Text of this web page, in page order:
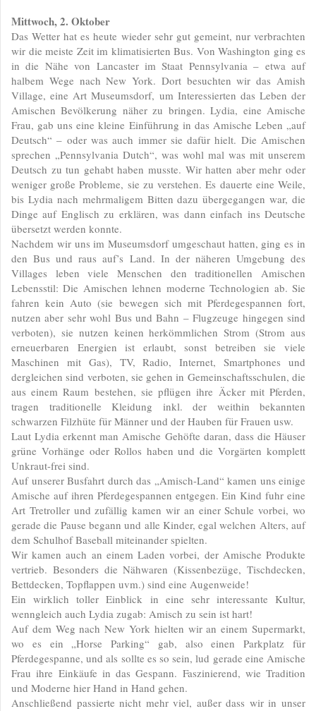
Mittwoch, 2. Oktober
Das Wetter hat es heute wieder sehr gut gemeint, nur verbrachten
wir die meiste Zeit im klimatisierten Bus. Von Washington ging es
in die Nähe von Lancaster im Staat Pennsylvania – etwa auf
halbem Wege nach New York. Dort besuchten wir das Amish
Village, eine Art Museumsdorf, um Interessierten das Leben der
Amischen Bevölkerung näher zu bringen. Lydia, eine Amische
Frau, gab uns eine kleine Einführung in das Amische Leben „auf
Deutsch“ – oder was auch immer sie dafür hielt. Die Amischen
sprechen „Pennsylvania Dutch“, was wohl mal was mit unserem
Deutsch zu tun gehabt haben musste. Wir hatten aber mehr oder
weniger große Probleme, sie zu verstehen. Es dauerte eine Weile,
bis Lydia nach mehrmaligem Bitten dazu übergegangen war, die
Dinge auf Englisch zu erklären, was dann einfach ins Deutsche
übersetzt werden konnte.
Nachdem wir uns im Museumsdorf umgeschaut hatten, ging es in
den Bus und raus auf’s Land. In der näheren Umgebung des
Villages leben viele Menschen den traditionellen Amischen
Lebensstil: Die Amischen lehnen moderne Technologien ab. Sie
fahren kein Auto (sie bewegen sich mit Pferdegespannen fort,
nutzen aber sehr wohl Bus und Bahn – Flugzeuge hingegen sind
verboten), sie nutzen keinen herkömmlichen Strom (Strom aus
erneuerbaren Energien ist erlaubt, sonst betreiben sie viele
Maschinen mit Gas), TV, Radio, Internet, Smartphones und
dergleichen sind verboten, sie gehen in Gemeinschaftsschulen, die
aus einem Raum bestehen, sie pflügen ihre Äcker mit Pferden,
tragen traditionelle Kleidung inkl. der weithin bekannten
schwarzen Filzhüte für Männer und der Hauben für Frauen usw.
Laut Lydia erkennt man Amische Gehöfte daran, dass die Häuser
grüne Vorhänge oder Rollos haben und die Vorgärten komplett
Unkraut-frei sind.
Auf unserer Busfahrt durch das „Amisch-Land“ kamen uns einige
Amische auf ihren Pferdegespannen entgegen. Ein Kind fuhr eine
Art Tretroller und zufällig kamen wir an einer Schule vorbei, wo
gerade die Pause begann und alle Kinder, egal welchen Alters, auf
dem Schulhof Baseball miteinander spielten.
Wir kamen auch an einem Laden vorbei, der Amische Produkte
vertrieb. Besonders die Nähwaren (Kissenbezüge, Tischdecken,
Bettdecken, Topflappen uvm.) sind eine Augenweide!
Ein wirklich toller Einblick in eine sehr interessante Kultur,
wenngleich auch Lydia zugab: Amisch zu sein ist hart!
Auf dem Weg nach New York hielten wir an einem Supermarkt,
wo es ein „Horse Parking“ gab, also einen Parkplatz für
Pferdegespanne, und als sollte es so sein, lud gerade eine Amische
Frau ihre Einkäufe in das Gespann. Faszinierend, wie Tradition
und Moderne hier Hand in Hand gehen.
Anschließend passierte nicht mehr viel, außer dass wir in unser